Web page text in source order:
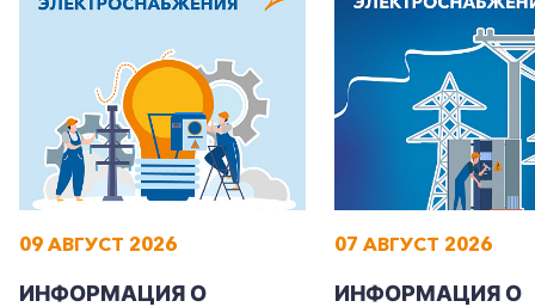
09 АВГУСТ 2026
ИНФОРМАЦИЯ О
07 АВГУСТ 2026
ИНФОРМАЦИЯ О